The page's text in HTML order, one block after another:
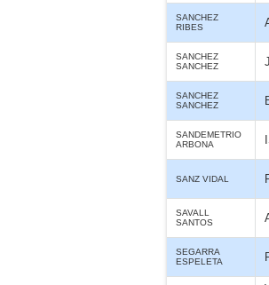
SANCHEZ
RIBES
SANCHEZ
SANCHEZ
SANCHEZ
SANCHEZ
SANDEMETRIO
ARBONA
SANZ VIDAL
SAVALL
SANTOS
SEGARRA
ESPELETA